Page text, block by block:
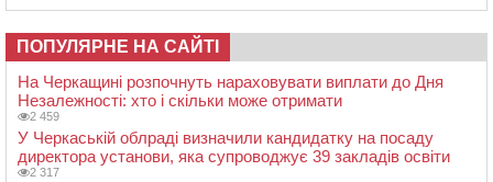
ПОПУЛЯРНЕ НА САЙТІ
На Черкащині розпочнуть нараховувати виплати до Дня
Незалежності: хто і скільки може отримати
2 459
У Черкаській облраді визначили кандидатку на посаду
директора установи, яка супроводжує 39 закладів освіти
2 317